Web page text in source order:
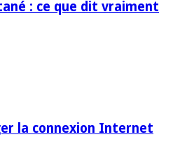
: ce que dit vraiment
la connexion Internet